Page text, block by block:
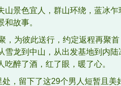
山景色宜人，群山环绕，蓝冰
和故事。
，为彼此送行，约定返程再聚
雪龙到中山，从出发基地到内
吃醉了酒，红了眼，暖了心。
，留下了这29个男人短暂且美